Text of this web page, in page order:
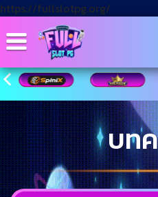
https://fullslotpg.org/
บท